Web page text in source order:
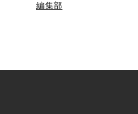
編集部